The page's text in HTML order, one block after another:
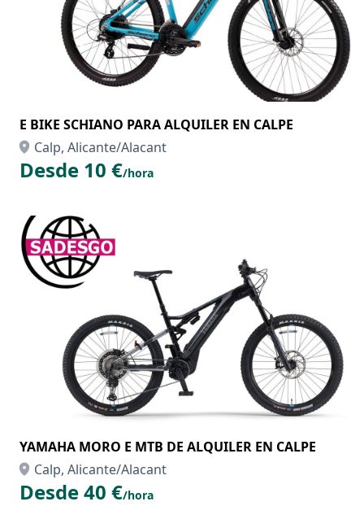
E BIKE SCHIANO PARA ALQUILER EN CALPE
Calp, Alicante/Alacant
Desde 10 €/hora
YAMAHA MORO E MTB DE ALQUILER EN CALPE
Calp, Alicante/Alacant
Desde 40 €/hora